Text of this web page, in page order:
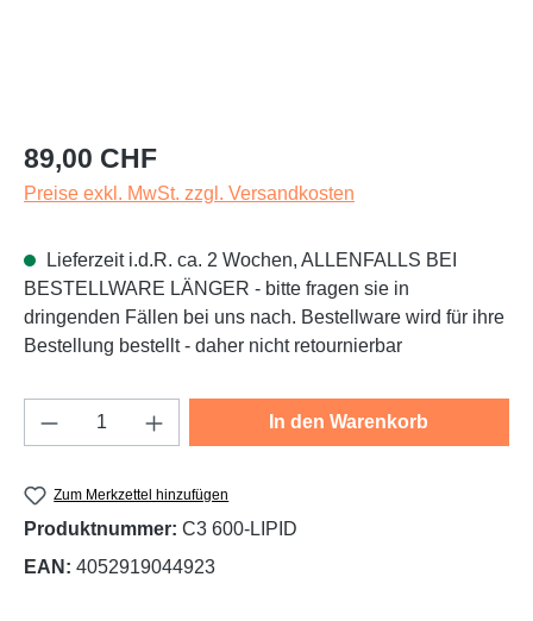
Regulärer Preis:
89,00 CHF
Preise exkl. MwSt. zzgl. Versandkosten
Lieferzeit i.d.R. ca. 2 Wochen, ALLENFALLS BEI
BESTELLWARE LÄNGER - bitte fragen sie in
dringenden Fällen bei uns nach. Bestellware wird für ihre
Bestellung bestellt - daher nicht retournierbar
Produkt Anzahl: Gib den gewünschten
In den Warenkorb
Zum Merkzettel hinzufügen
Produktnummer: C3 600-LIPID
EAN: 4052919044923